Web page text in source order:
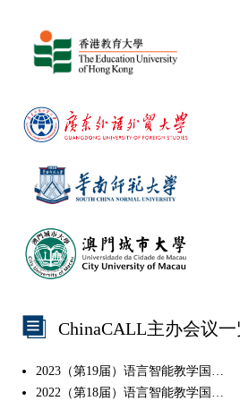
ChinaCALL主办会议
2023（第19届）语言智能教学国际会议
2022（第18届）语言智能教学国际会议